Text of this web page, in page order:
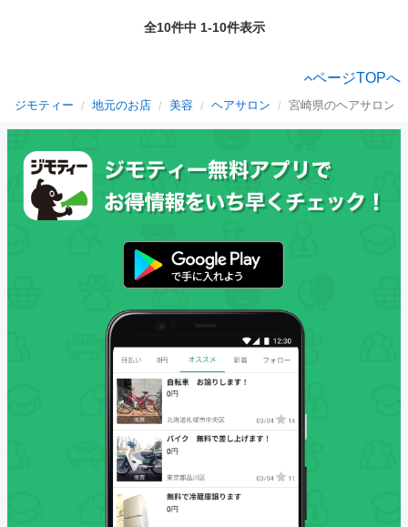
全10件中 1-10件表示
ページTOPへ
ジモティー 地元のお店 美容 ヘアサロン 宮崎県のヘアサロン